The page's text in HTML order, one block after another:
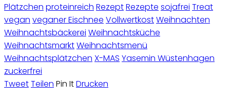
Plätzchen proteinreich RezeptRezepte sojafrei Treat
vegan veganer Eischnee VollwertkostWeihnachten
Weihnachtsbäckerei Weihnachtsküche
WeihnachtsmarktWeihnachtsmenü
Weihnachtsplätzchen X-MAS Yasemin Wüstenhagen
zuckerfrei
TweetTeilen Pin ItDrucken